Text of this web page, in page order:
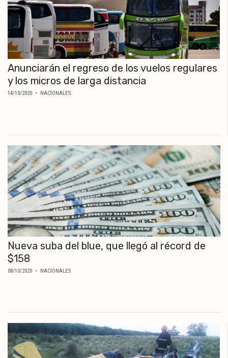
Anunciarán el regreso de los vuelos regulares
y los micros de larga distancia
14/10/2020 • NACIONALES
Nueva suba del blue, que llegó al récord de
$158
08/10/2020 • NACIONALES